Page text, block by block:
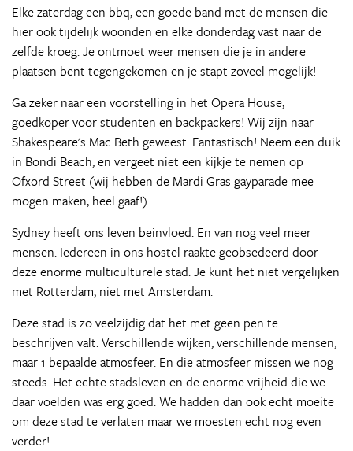
Elke zaterdag een bbq, een goede band met de mensen die
hier ook tijdelijk woonden en elke donderdag vast naar de
zelfde kroeg. Je ontmoet weer mensen die je in andere
plaatsen bent tegengekomen en je stapt zoveel mogelijk!
Ga zeker naar een voorstelling in het Opera House,
goedkoper voor studenten en backpackers! Wij zijn naar
Shakespeare's Mac Beth geweest. Fantastisch! Neem een duik
in Bondi Beach, en vergeet niet een kijkje te nemen op
Ofxord Street (wij hebben de Mardi Gras gayparade mee
mogen maken, heel gaaf!).
Sydney heeft ons leven beinvloed. En van nog veel meer
mensen. Iedereen in ons hostel raakte geobsedeerd door
deze enorme multiculturele stad. Je kunt het niet vergelijken
met Rotterdam, niet met Amsterdam.
Deze stad is zo veelzijdig dat het met geen pen te
beschrijven valt. Verschillende wijken, verschillende mensen,
maar 1 bepaalde atmosfeer. En die atmosfeer missen we nog
steeds. Het echte stadsleven en de enorme vrijheid die we
daar voelden was erg goed. We hadden dan ook echt moeite
om deze stad te verlaten maar we moesten echt nog even
verder!